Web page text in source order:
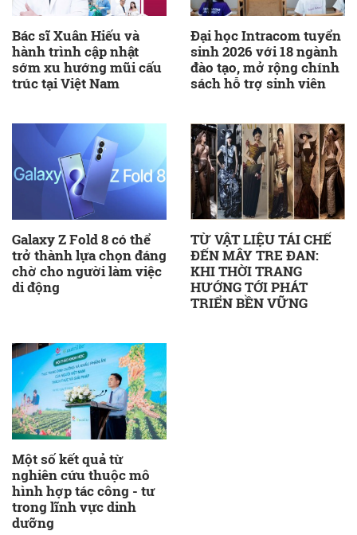
Bác sĩ Xuân Hiếu và
hành trình cập nhật
sớm xu hướng mũi cấu
trúc tại Việt Nam
Đại học Intracom tuyển
sinh 2026 với 18 ngành
đào tạo, mở rộng chính
sách hỗ trợ sinh viên
Galaxy Z Fold 8 có thể
trở thành lựa chọn đáng
chờ cho người làm việc
di động
TỪ VẬT LIỆU TÁI CHẾ
ĐẾN MÂY TRE ĐAN:
KHI THỜI TRANG
HƯỚNG TỚI PHÁT
TRIỂN BỀN VỮNG
Một số kết quả từ
nghiên cứu thuộc mô
hình hợp tác công - tư
trong lĩnh vực dinh
dưỡng